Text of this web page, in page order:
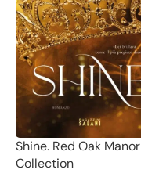
Shine. Red Oak Manor
Collection